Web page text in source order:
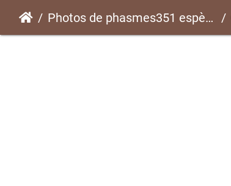
Photos de phasmes351 espèces